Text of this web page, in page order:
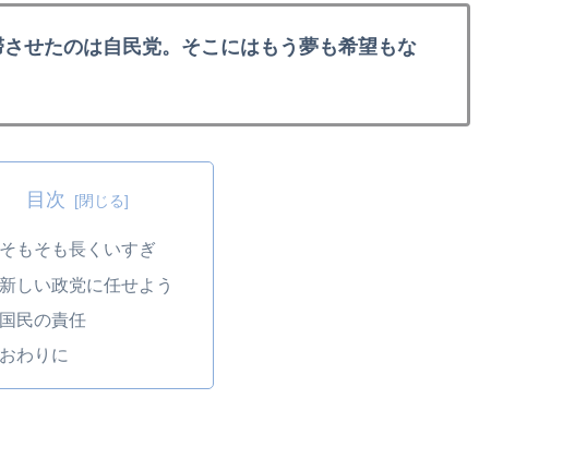
せたのは自民党。そこにはもう夢も希望もな
目次
そもそも長くいすぎ
新しい政党に任せよう
国民の責任
おわりに